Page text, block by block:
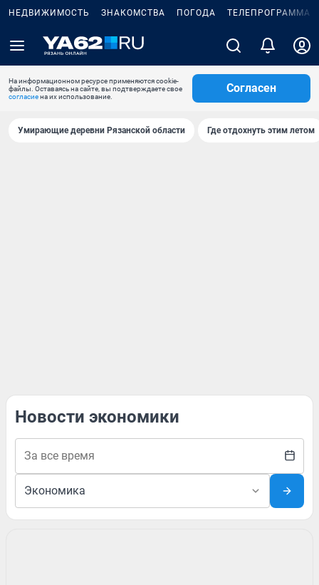
НЕДВИЖИМОСТЬ ЗНАКОМСТВА ПОГОДА ТЕЛЕПРОГРАММА
На информационном ресурсе применяются cookie-
файлы. Оставаясь на сайте, вы подтверждаете свое
согласиена их использование.
Согласен
Умирающие деревни Рязанской области Где отдохнуть этим летом
Новости экономики